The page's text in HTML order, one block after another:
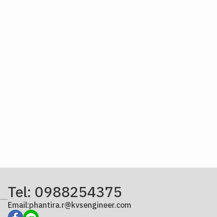
Tel: 0988254375
Email:phantira.r@kvsengineer.com